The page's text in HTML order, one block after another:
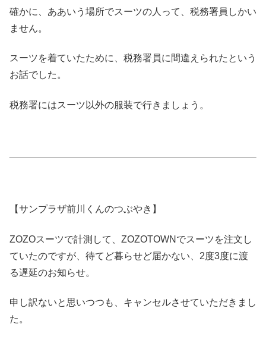
確かに、ああいう場所でスーツの人って、税務署員しかい
ません。
スーツを着ていたために、税務署員に間違えられたという
お話でした。
税務署にはスーツ以外の服装で行きましょう。
【サンプラザ前川くんのつぶやき】
ZOZOスーツで計測して、ZOZOTOWNでスーツを注文し
ていたのですが、待てど暮らせど届かない、2度3度に渡
る遅延のお知らせ。
申し訳ないと思いつつも、キャンセルさせていただきまし
た。